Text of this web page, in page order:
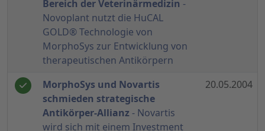
Bereich der Veterinärmedizin -
Novoplant nutzt die HuCAL
GOLD® Technologie von
MorphoSys zur Entwicklung von
therapeutischen Antikörpern
MorphoSys und Novartis
schmieden strategische
Antikörper-Allianz - Novartis
wird sich mit einem Investment
20.05.2004